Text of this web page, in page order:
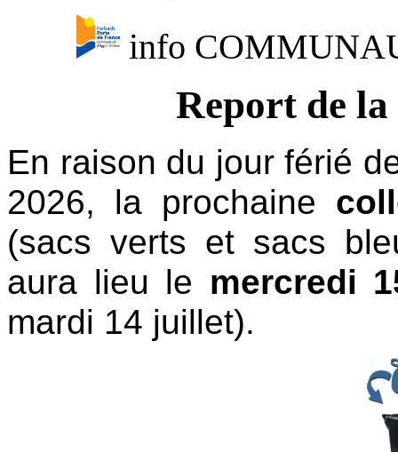
info
Report de
En raison du jour férié
2026, la prochaine
(sacs verts et sacs
aura lieu le mercredi
mardi 14 juillet).